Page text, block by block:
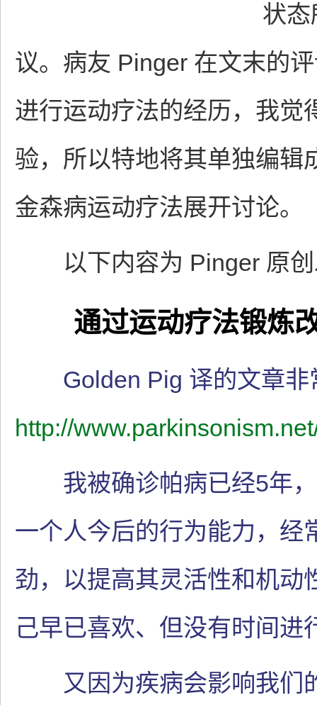
状
议。病友 Pinger 在文末的
进行运动疗法的经历，我觉
验，所以特地将其单独编辑
金森病运动疗法展开讨论。
以下内容为 Pinger 原创
通过运动疗法锻炼
Golden Pig 译的文章非
http://
我被确诊帕病已经5年，
一个人今后的行为能力，经
劲，以提高其灵活性和机动
己早已喜欢、但没有时间进
又因为疾病会影响我们